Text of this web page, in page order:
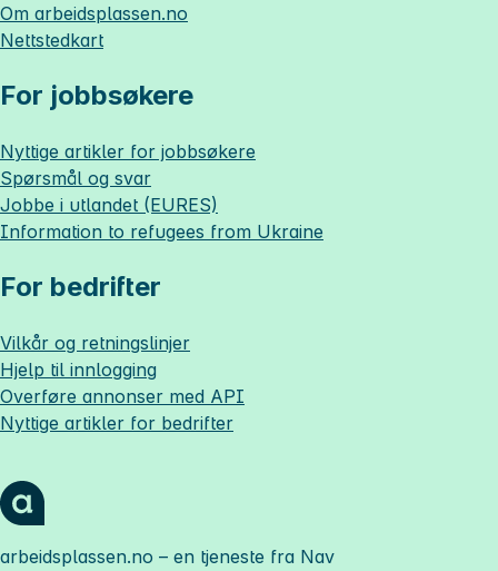
Om arbeidsplassen.no
Nettstedkart
For jobbsøkere
Nyttige artikler for jobbsøkere
Spørsmål og svar
Jobbe i utlandet (EURES)
Information to refugees from Ukraine
For bedrifter
Vilkår og retningslinjer
Hjelp til innlogging
Overføre annonser med API
Nyttige artikler for bedrifter
arbeidsplassen.no – en tjeneste fra Nav